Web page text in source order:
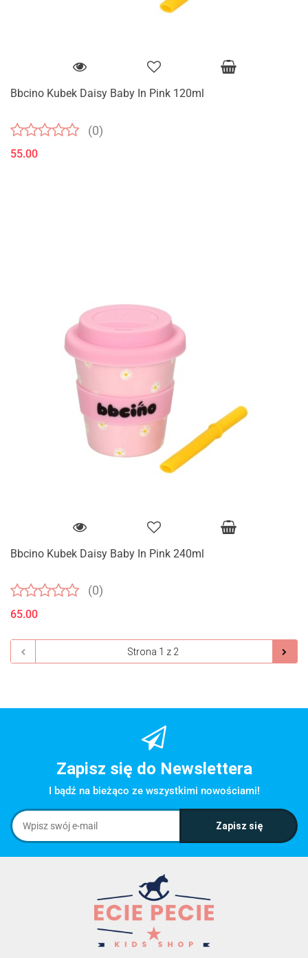
Bbcino Kubek Daisy Baby In Pink 120ml
(0)
55.00
Bbcino Kubek Daisy Baby In Pink 240ml
(0)
65.00
Zapisz się do Newslettera
I bądź na bieżąco ze wszystkimi nowościami!